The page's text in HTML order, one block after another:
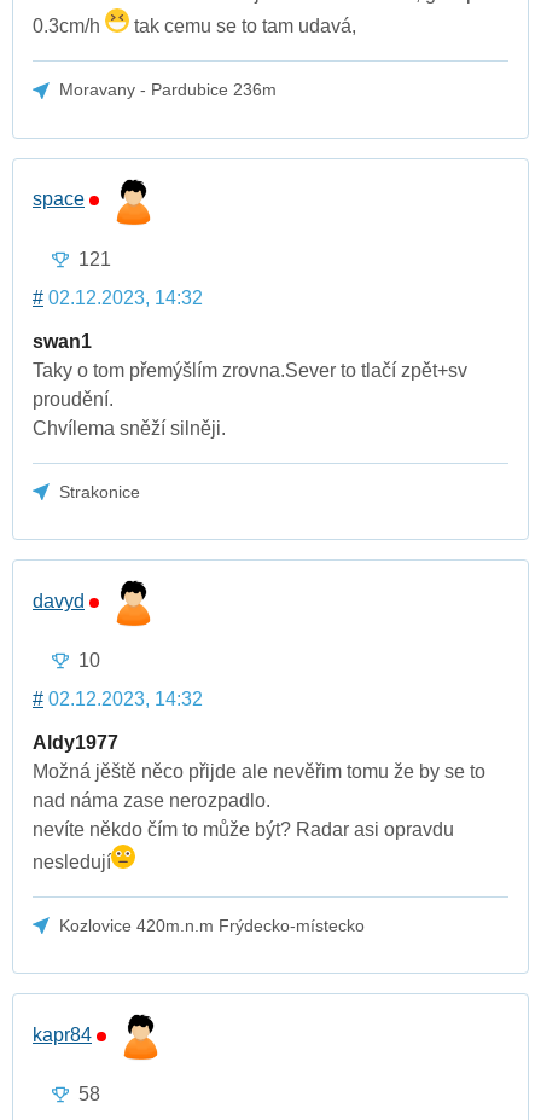
0.3cm/h
tak cemu se to tam udavá,
Moravany - Pardubice 236m
space
121
# 02.12.2023, 14:32
swan1
Taky o tom přemýšlím zrovna.Sever to tlačí zpět+sv
proudění.
Chvílema sněží silněji.
Strakonice
davyd
10
# 02.12.2023, 14:32
Aldy1977
Možná jěště něco přijde ale nevěřim tomu že by se to
nad náma zase nerozpadlo.
nevíte někdo čím to může být? Radar asi opravdu
nesledují
Kozlovice 420m.n.m Frýdecko-místecko
kapr84
58